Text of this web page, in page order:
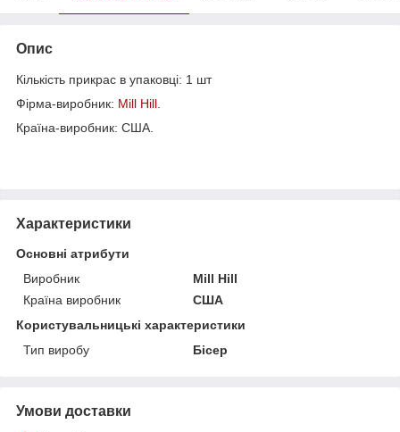
Опис
Кількість прикрас в упаковці: 1 шт
Фірма-виробник: Mill Hill
Країна-виробник: США.
Характеристики
Основні атрибути
Виробник
Mill Hill
Країна виробник
США
Користувальницькі характеристики
Тип виробу
Бісер
Умови доставки